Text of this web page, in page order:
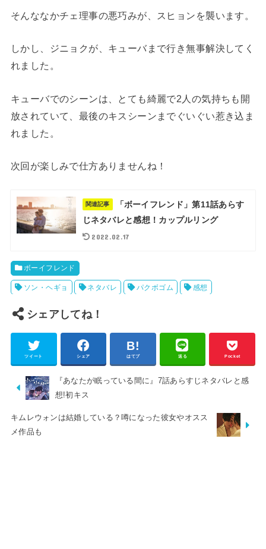
そんななかチェ理事の悪巧みが、スヒョンを襲います。
しかし、ジニョクが、キューバまで行き無事解決してく
れました。
キューバでのシーンは、とても綺麗で2人の気持ちも開
放されていて、最後のキスシーンまでぐいぐい惹き込ま
れました。
次回が楽しみで仕方ありませんね！
関連記事
「ボーイフレンド」第11話あらす
じネタバレと感想！カップルリング
2022.02.17
ボーイフレンド
ソン・ヘギョ ネタバレ パクボゴム 感想
シェアしてね！
ツイート シェア はてブ 送る Pocket
『あなたが眠っている間に』7話あらすじネタバレと感
想!初キス
キムレウォンは結婚している？噂になった彼女やオスス
メ作品も